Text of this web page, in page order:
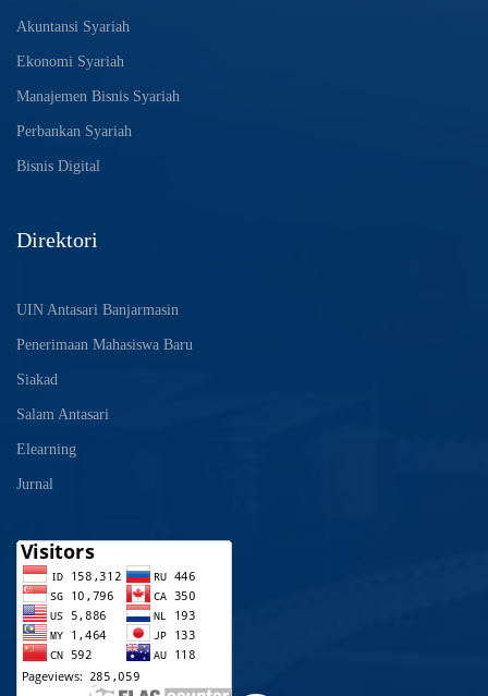
Akuntansi Syariah
Ekonomi Syariah
Manajemen Bisnis Syariah
Perbankan Syariah
Bisnis Digital
Direktori
UIN Antasari Banjarmasin
Penerimaan Mahasiswa Baru
Siakad
Salam Antasari
Elearning
Jurnal